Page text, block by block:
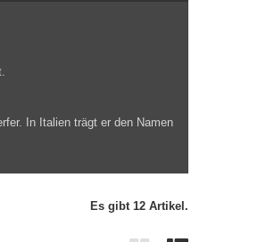
In Italien trägt er den Namen
Es gibt 12 Artikel.